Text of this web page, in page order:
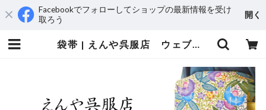
Facebookでフォローしてショップの最新情報を受け
取ろう
開く
袋帯 | えんや呉服店 ウェブショップ